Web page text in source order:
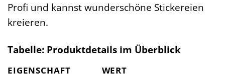
Profi und kannst wunderschöne Stickereien
kreieren.
Tabelle: Produktdetails im Überblick
EIGENSCHAFT
WERT